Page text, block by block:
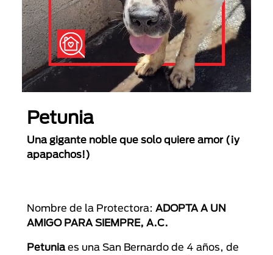
Petunia
Una gigante noble que solo quiere amor (¡y
apapachos!)
Nombre de la Protectora: ADOPTA A UN
AMIGO PARA SIEMPRE, A.C.
Petunia es una San Bernardo de 4 años, de